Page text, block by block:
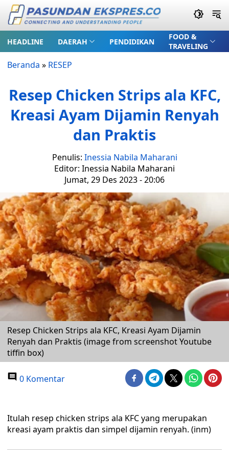
HEADLINE DAERAH PENDIDIKAN
FOOD &
TRAVELING
Beranda » RESEP
Resep Chicken Strips ala KFC,
Kreasi Ayam Dijamin Renyah
dan Praktis
Penulis: Inessia Nabila Maharani
Editor: Inessia Nabila Maharani
Jumat, 29 Des 2023 - 20:06
Resep Chicken Strips ala KFC, Kreasi Ayam Dijamin
Renyah dan Praktis (image from screenshot Youtube
tiffin box)
0 Komentar
Itulah resep chicken strips ala KFC yang merupakan
kreasi ayam praktis dan simpel dijamin renyah. (inm)